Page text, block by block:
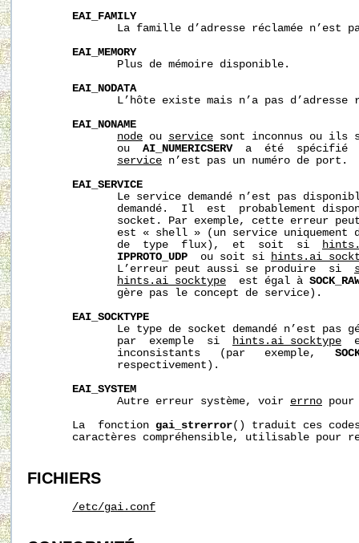
EAI_FAMILY
La famille d’adresse réclamée n’est
EAI_MEMORY
              Plus de mémoire disponible.
EAI_NODATA
L’hôte existe mais n’a pas d’adresse
EAI_NONAME
node ou service sont inconnus ou ils
              ou
AI_NUMERICSERV
a  été
service n’est pas un numéro de port.
EAI_SERVICE
Le service demandé n’est pas
demandé.  Il  est  probablement
socket. Par exemple, cette erreur
est « shell » (un service uniquement
              de  type  flux),  et  soit  si
IPPROTO_UDP
  ou soit si
              L’erreur peut aussi se produire  si
hints.ai_socktype
  est égal à
              gère pas le concept de service).
EAI_SOCKTYPE
Le type de socket demandé n’est pas
              par  exemple  si
hints.ai_socktype
              inconsistants   (par   exemple,
              respectivement).
EAI_SYSTEM
              Autre erreur système, voir
errno
       La  fonction
gai_strerror() traduit ces
caractères compréhensible, utilisable pour
FICHIERS
/etc/gai.conf